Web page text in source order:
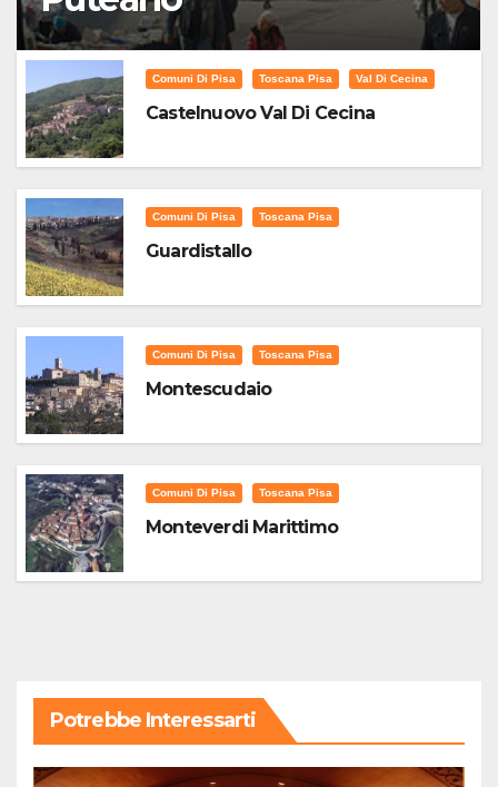
Comuni Di Pisa Toscana Pisa Val Di Cecina
Castelnuovo Val Di Cecina
Comuni Di Pisa Toscana Pisa
Guardistallo
Comuni Di Pisa Toscana Pisa
Montescudaio
Comuni Di Pisa Toscana Pisa
Monteverdi Marittimo
Potrebbe Interessarti